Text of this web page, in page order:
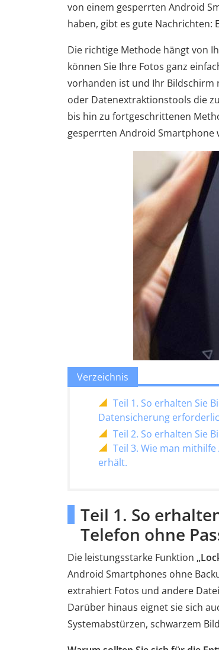
von einem gesperrten Android
haben, gibt es gute Nachrichten:
Die richtige Methode hängt von
können Sie Ihre Fotos ganz
vorhanden ist und Ihr Bildschirm
oder Datenextraktionstools die
bis hin zu fortgeschrittenen
gesperrten Android Smartphone
Verzeichnis
Teil 1. So erhalten Sie
Datensicherung
Teil 2. So erhalten Sie
Teil 3. Wie man
erhält.
Teil 1. So
Telefon ohne
Die leistungsstarke Funktion
Android Smartphones ohne
extrahiert Fotos und andere
Darüber hinaus eignet sie sich
Systemabstürzen, schwarzem